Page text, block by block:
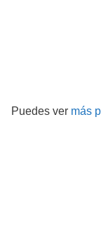
Puedes ver más